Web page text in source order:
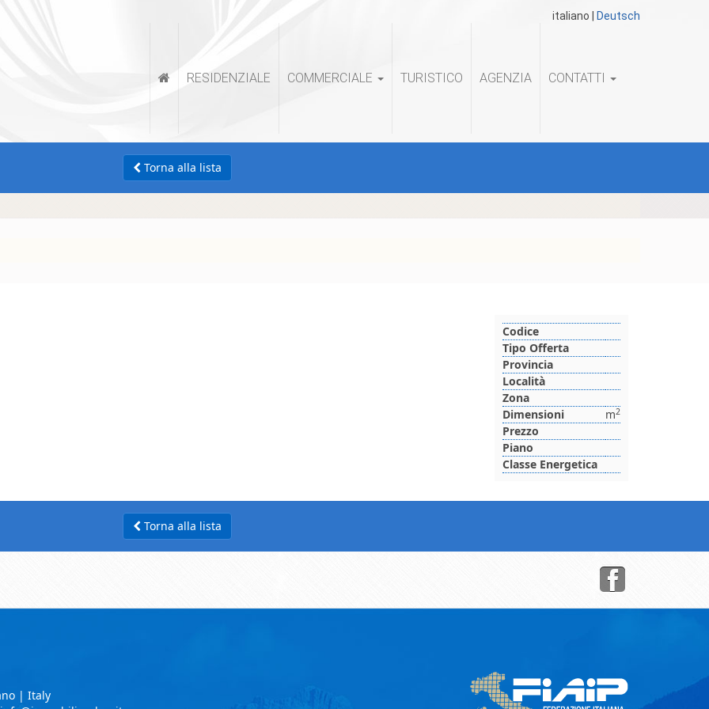
italiano Deutsch
RESIDENZIALE COMMERCIALE TURISTICO AGENZIA CONTATTI
Torna alla lista
Codice
Tipo Offerta
Provincia
Località
Zona
Dimensioni
m2
Prezzo
Piano
Classe Energetica
Torna alla lista
| Italy